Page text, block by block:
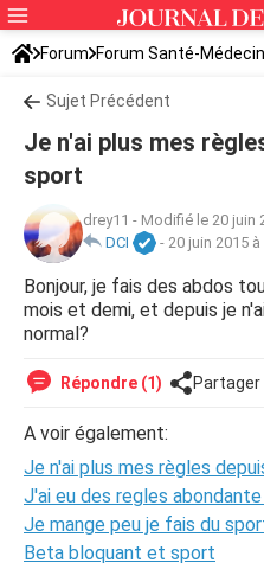
Forum Forum Santé-
Sujet Précédent
Je n'ai plus mes
sport
drey11 - Modifié le 20 juin
DCI
- 20 juin 2015 à
Bonjour, je fais des abdos
mois et demi, et depuis je
normal?
Répondre (1) Partager
A voir également:
Je n'ai plus mes règles
J'ai eu des regles
Je mange peu je fais du
Beta bloquant et sport